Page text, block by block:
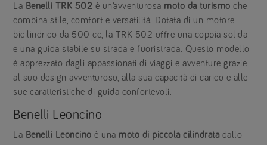
La Benelli TRK 502 è un’avventurosa moto da turismo che
combina stile, comfort e versatilità. Dotata di un motore
bicilindrico da 500 cc, la TRK 502 offre una coppia solida
e una guida stabile su strada e fuoristrada. Questo modello
è apprezzato dagli appassionati di viaggi e avventure grazie
al suo design avventuroso, alla sua capacità di carico e alle
sue caratteristiche di guida confortevoli.
Benelli Leoncino
La Benelli Leoncino è una moto di piccola cilindrata dallo